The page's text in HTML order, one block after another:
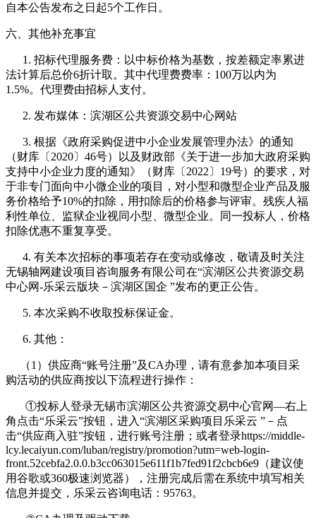
自本公告发布之日起5个工作日。
六、其他补充事宜
1. 招标代理服务费：以中标价格为基数，按差额定率累进
法计算后总价6折计取。其中代理费费率：100万以内为
1.5%。代理费由招标人支付。
2. 发布媒体：滨湖区公共资源交易中心网站
3. 根据《政府采购促进中小企业发展管理办法》的通知
（财库〔2020〕46号）以及财政部《关于进一步加大政府采购
支持中小企业力度的通知》（财库〔2022〕19号）的要求，对
于非专门面向中小微企业的项目，对小型和微型企业产品及服
务价格给予10%的扣除，用扣除后的价格参与评审。残疾人福
利性单位、监狱企业视同小型、微型企业。同一投标人，价格
扣除优惠不重复享受。
4. 有关本次招标的事项若存在变动或修改，敬请及时关注
无锡轴网建设项目咨询服务有限公司在“滨湖区公共资源交易
中心网-乐采云版块－滨湖区国企 ”发布的更正公告。
5. 本次采购不收取投标保证金。
6. 其他：
（1）供应商“账号注册”及CA办理，请有意参加本项目采
购活动的供应商按以下流程进行操作：
①投标人登录无锡市滨湖区公共资源交易中心官网—右上
角点击“乐采云”按钮，进入“滨湖区采购项目乐采云 ”－点
击“供应商入驻”按钮，进行账号注册；或者登录https://middle-
lcy.lecaiyun.com/luban/registry/promotion?utm=web-login-
front.52cebfa2.0.0.b3cc063015e611f1b7fed91f2cbcb6e9（建议使
用谷歌或360极速浏览器），注册完成后需在系统中填写相关
信息并提交，乐采云咨询电话：95763。